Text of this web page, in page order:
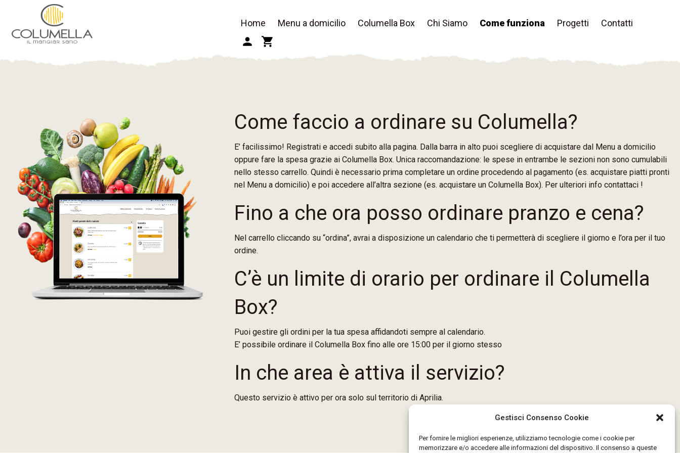
Gestisci Consenso Cookie
Per fornire le migliori esperienze, utilizziamo tecnologie come i cookie per
memorizzare e/o accedere alle informazioni del dispositivo. Il consenso a queste
Home Menu a domicilio Columella Box Chi Siamo Come funziona Progetti Contatti
Come faccio a ordinare su Columella?
E’ facilissimo! Registrati e accedi subito alla pagina. Dalla barra in alto puoi scegliere di acquistare dal Menu a domicilio
oppure fare la spesa grazie ai Columella Box. Unica raccomandazione: le spese in entrambe le sezioni non sono cumulabili
nello stesso carrello. Quindi è necessario prima completare un ordine procedendo al pagamento (es. acquistare piatti pronti
nel Menu a domicilio) e poi accedere all’altra sezione (es. acquistare un Columella Box). Per ulteriori info contattaci !
Fino a che ora posso ordinare pranzo e cena?
Nel carrello cliccando su “ordina”, avrai a disposizione un calendario che ti permetterà di scegliere il giorno e l’ora per il tuo
ordine.
C’è un limite di orario per ordinare il Columella
Box?
Puoi gestire gli ordini per la tua spesa affidandoti sempre al calendario.
E’ possibile ordinare il Columella Box fino alle ore 15:00 per il giorno stesso
In che area è attiva il servizio?
Questo servizio è attivo per ora solo sul territorio di Aprilia.